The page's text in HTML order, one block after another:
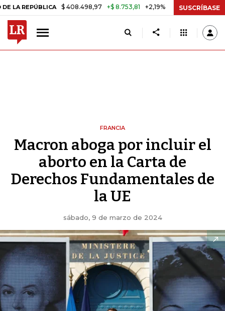
$ 408.498,97 +$ 8.753,81 +2,19% TASA DE USURA
SUSCRÍBASE
FRANCIA
Macron aboga por incluir el
aborto en la Carta de
Derechos Fundamentales de
la UE
sábado, 9 de marzo de 2024